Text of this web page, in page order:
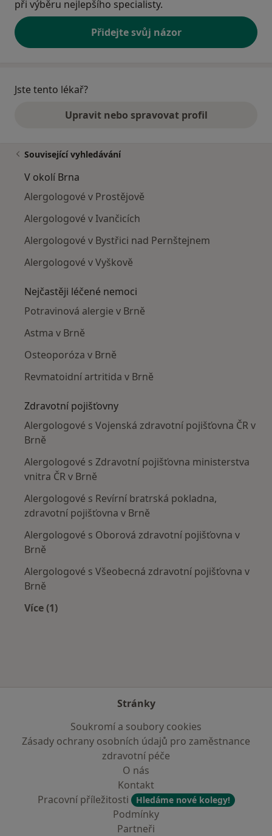
při výběru nejlepšího specialisty.
Přidejte svůj názor
Jste tento lékař?
Upravit nebo spravovat profil
Související vyhledávání
V okolí Brna
Alergologové v Prostějově
Alergologové v Ivančicích
Alergologové v Bystřici nad Pernštejnem
Alergologové v Vyškově
Nejčastěji léčené nemoci
Potravinová alergie v Brně
Astma v Brně
Osteoporóza v Brně
Revmatoidní artritida v Brně
Zdravotní pojišťovny
Alergologové s Vojenská zdravotní pojišťovna ČR v
Brně
Alergologové s Zdravotní pojišťovna ministerstva
vnitra ČR v Brně
Alergologové s Revírní bratrská pokladna,
zdravotní pojišťovna v Brně
Alergologové s Oborová zdravotní pojišťovna v
Brně
Alergologové s Všeobecná zdravotní pojišťovna v
Brně
Více (1)
Stránky
Soukromí a soubory cookies
Zásady ochrany osobních údajů pro zaměstnance
zdravotní péče
O nás
Kontakt
Pracovní příležitosti
Hledáme nové kolegy!
Podmínky
Partneři